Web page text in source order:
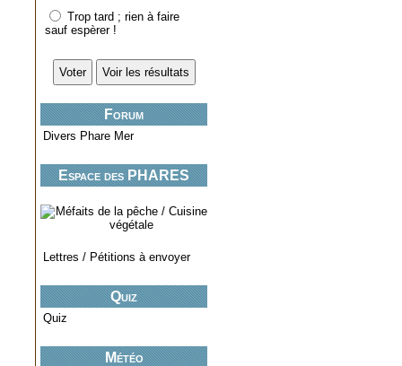
Trop tard ; rien à faire
sauf espèrer !
Forum
Divers Phare Mer
Espace des PHARES
Lettres / Pétitions à envoyer
Quiz
Quiz
Météo